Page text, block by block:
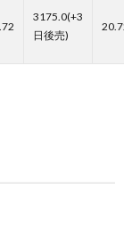
3175.0(+3
日後売)